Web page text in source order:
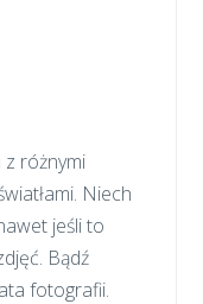
różnymi
Niech
jeśli to
Bądź
fotografii.